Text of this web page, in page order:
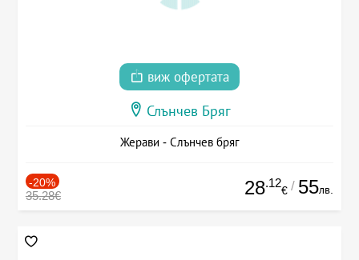
виж офертата
Слънчев Бряг
Жерави - Слънчев бряг
-20%
35.28€ 28.12
€ / 55лв.